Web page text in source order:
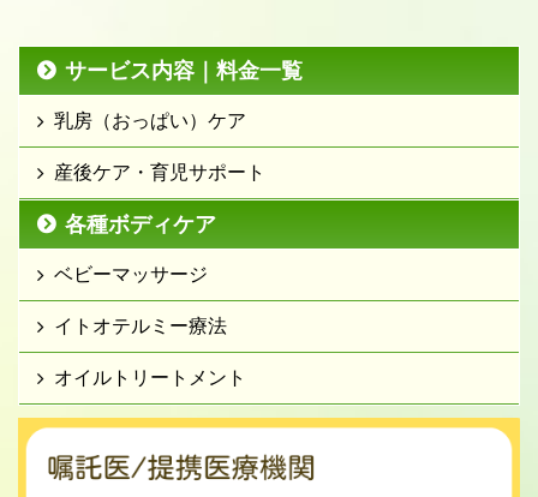
サービス内容｜料金一覧
乳房（おっぱい）ケア
産後ケア・育児サポート
各種ボディケア
ベビーマッサージ
イトオテルミー療法
オイルトリートメント